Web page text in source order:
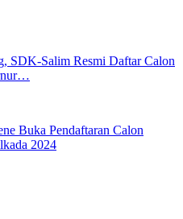
SDK-Salim Resmi Daftar Calon
Buka Pendaftaran Calon
2024